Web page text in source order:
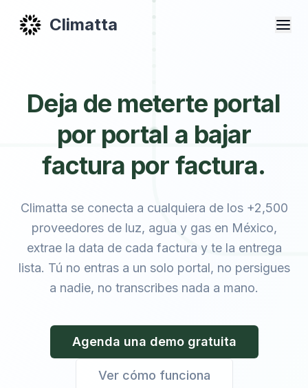
Climatta
Deja de meterte portal
por portal a bajar
factura por factura.
Climatta se conecta a cualquiera de los +2,500
proveedores de luz, agua y gas en México,
extrae la data de cada factura y te la entrega
lista. Tú no entras a un solo portal, no persigues
a nadie, no transcribes nada a mano.
Agenda una demo gratuita
Ver cómo funciona